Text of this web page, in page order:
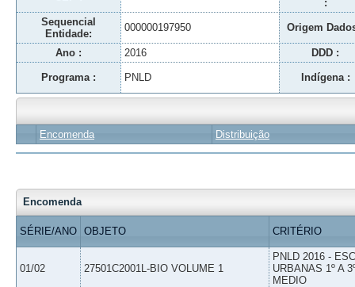
:
Sequencial
Entidade:
000000197950 Origem
Ano : 2016 DDD :
Programa : PNLD Indígena :
Encomenda Distribuição
Encomenda
SÉRIE/ANO OBJETO CRITÉRIO
01/02 27501C2001L-BIO VOLUME 1
PNLD 2016 -
URBANAS 1º A
MEDIO